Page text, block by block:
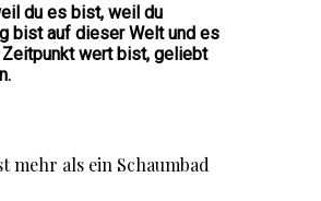
du es bist, weil du
bist auf dieser Welt und es
wert bist, geliebt